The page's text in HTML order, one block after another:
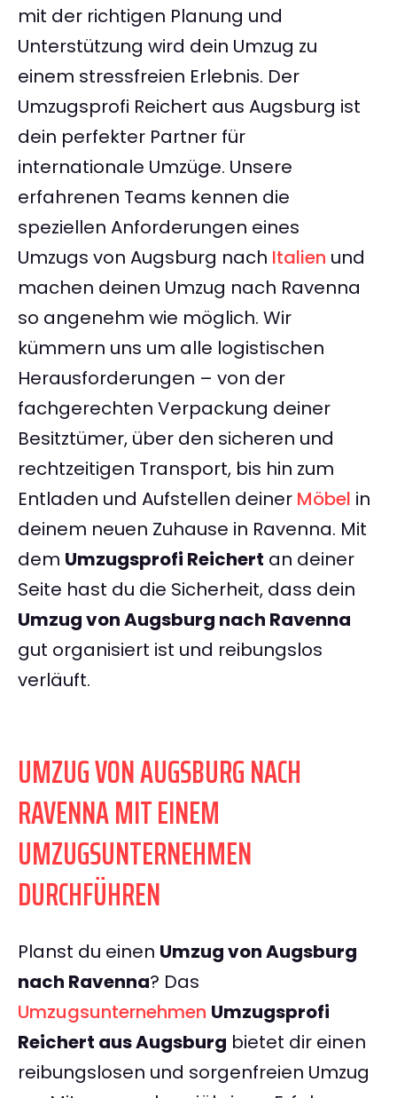
mit der richtigen Planung und
Unterstützung wird dein Umzug zu
einem stressfreien Erlebnis. Der
Umzugsprofi Reichert aus Augsburg ist
dein perfekter Partner für
internationale Umzüge. Unsere
erfahrenen Teams kennen die
speziellen Anforderungen eines
Umzugs von Augsburg nach Italien und
machen deinen Umzug nach Ravenna
so angenehm wie möglich. Wir
kümmern uns um alle logistischen
Herausforderungen – von der
fachgerechten Verpackung deiner
Besitztümer, über den sicheren und
rechtzeitigen Transport, bis hin zum
Entladen und Aufstellen deiner Möbel in
deinem neuen Zuhause in Ravenna. Mit
dem Umzugsprofi Reichert an deiner
Seite hast du die Sicherheit, dass dein
Umzug von Augsburg nach Ravenna
gut organisiert ist und reibungslos
verläuft.
UMZUG VON AUGSBURG NACH
RAVENNA MIT EINEM
UMZUGSUNTERNEHMEN
DURCHFÜHREN
Planst du einen Umzug von Augsburg
nach Ravenna? Das
Umzugsunternehmen Umzugsprofi
Reichert aus Augsburg bietet dir einen
reibungslosen und sorgenfreien Umzug